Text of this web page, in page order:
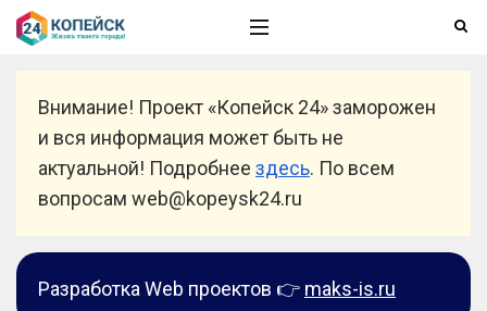
Внимание! Проект «Копейск 24» заморожен
и вся информация может быть не
актуальной! Подробнее здесь. По всем
вопросам web@kopeysk24.ru
Разработка Web проектов 👉 maks-is.ru